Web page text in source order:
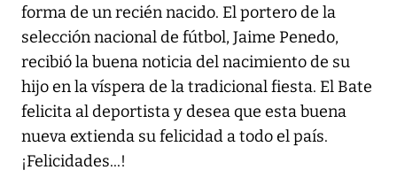
forma de un recién nacido. El portero de la
selección nacional de fútbol, Jaime Penedo,
recibió la buena noticia del nacimiento de su
hijo en la víspera de la tradicional fiesta. El Bate
felicita al deportista y desea que esta buena
nueva extienda su felicidad a todo el país.
¡Felicidades...!